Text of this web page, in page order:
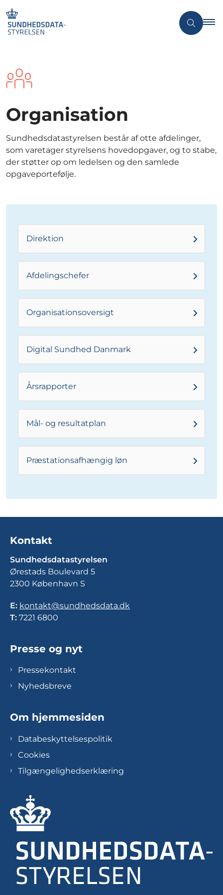
Organisation
Sundhedsdatastyrelsen består af otte afdelinger,
som varetager styrelsens hovedopgaver, og to stabe,
der støtter op om ledelsen og den samlede
opgaveportefølje.
Direktion
Afdelingschefer
Organisationsoversigt
Digital Sundhed Danmark
Årsrapporter
Mål- og resultatplan
Præstationsafhængig løn
Kontakt
Sundhedsdatastyrelsen
Ørestads Boulevard 5
2300 København S
E: kontakt@sundhedsdata.dk
T: 7221 6800
Presse og nyt
Pressekontakt
Nyhedsbreve
Om hjemmesiden
Databeskyttelsespolitik
Cookies
Tilgængelighedserklæring